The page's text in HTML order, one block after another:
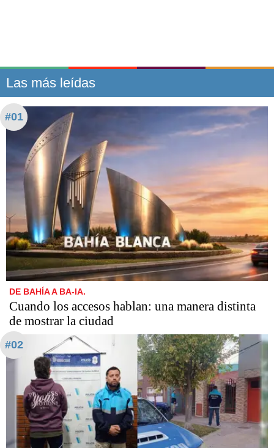
Las más leídas
#01
DE BAHÍA A BA-IA.
Cuando los accesos hablan: una manera distinta
de mostrar la ciudad
#02